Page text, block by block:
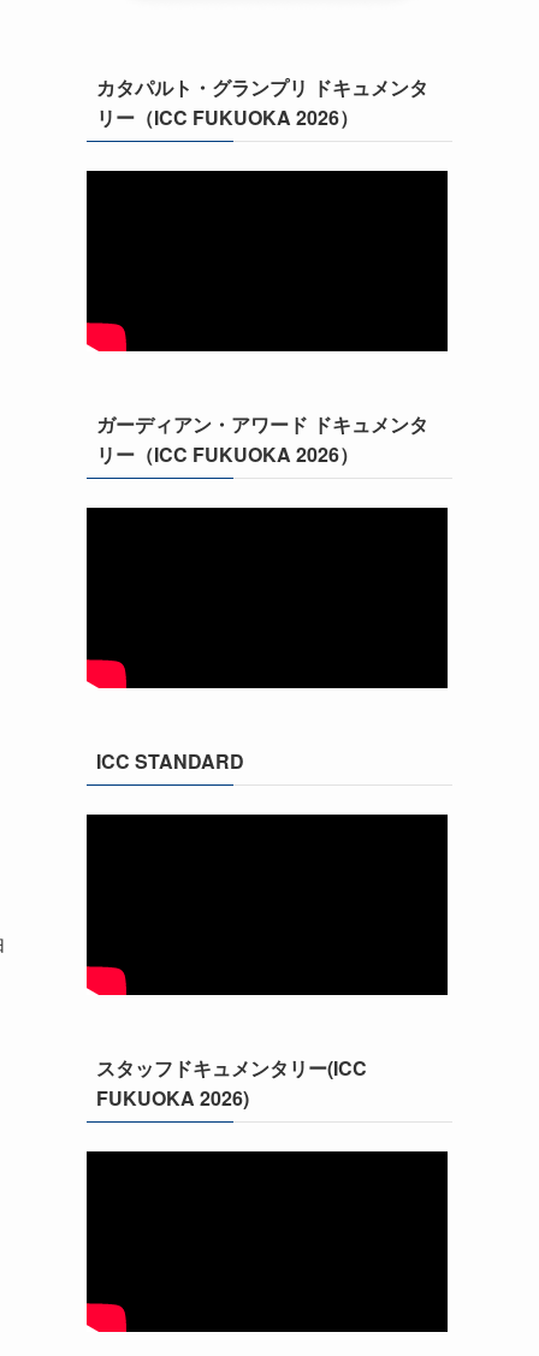
カタパルト・グランプリ ドキュメンタ
リー（ICC FUKUOKA 2026）
ガーディアン・アワード ドキュメンタ
リー（ICC FUKUOKA 2026）
ICC STANDARD
スタッフドキュメンタリー(ICC
FUKUOKA 2026)